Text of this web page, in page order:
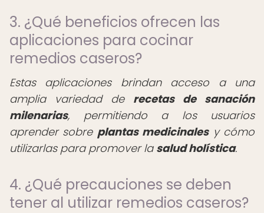
3. ¿Qué beneficios ofrecen las
aplicaciones para cocinar
remedios caseros?
Estas aplicaciones brindan acceso a una
amplia variedad de recetas de sanación
milenarias, permitiendo a los usuarios
aprender sobre plantas medicinalesy cómo
utilizarlas para promover la salud holística.
4. ¿Qué precauciones se deben
tener al utilizar remedios caseros?